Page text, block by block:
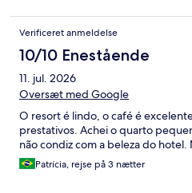
Verificeret anmeldelse
10/10 Enestående
11. jul. 2026
Oversæt med Google
O resort é lindo, o café é
prestativos. Achei o quarto
não condiz com a beleza do
Patrícia, rejse på 3 nætter